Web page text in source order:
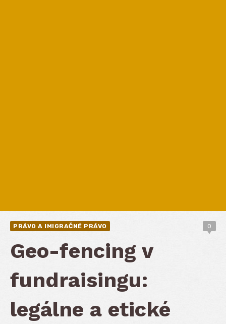
PRÁVO A IMIGRAČNÉ PRÁVO 0
Geo-fencing v
fundraisingu:
legálne a etické